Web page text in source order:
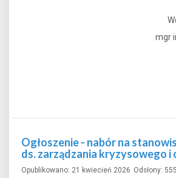
mgr
Ogłoszenie - nabór na
ds. zarządzania kryzysowego i
Opublikowano: 21 kwiecień 2026 Odsłony: 555